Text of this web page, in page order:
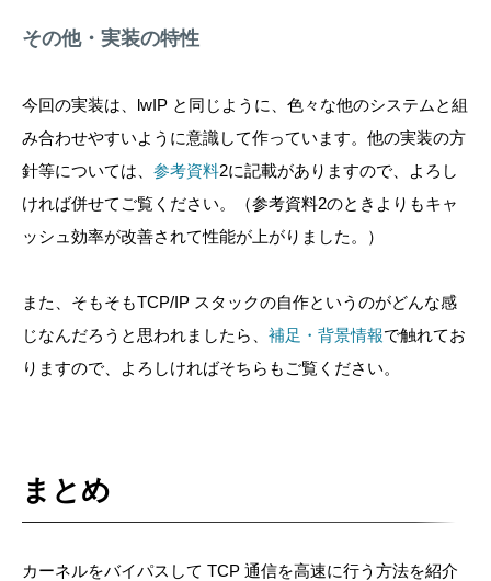
その他・実装の特性
今回の実装は、lwIP と同じように、色々な他のシステムと組
み合わせやすいように意識して作っています。他の実装の方
針等については、 参考資料2に記載がありますので、よろし
ければ併せてご覧ください。（参考資料2のときよりもキャ
ッシュ効率が改善されて性能が上がりました。）
また、そもそもTCP/IP スタックの自作というのがどんな感
じなんだろうと思われましたら、 補足・背景情報で触れてお
りますので、よろしければそちらもご覧ください。
まとめ
カーネルをバイパスして TCP 通信を高速に行う方法を紹介